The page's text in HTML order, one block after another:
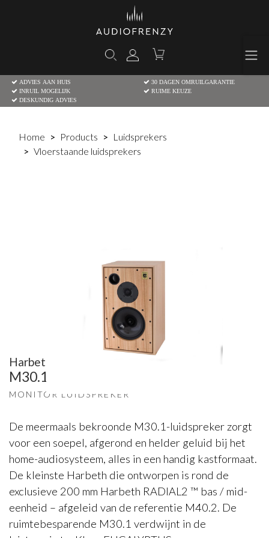
ADVIES AAN HUIS
30 DAGEN OMRUILGARANTIE
INRUIL MOGELIJK
RUIME KEUZE
DESKUNDIG ADVIES
Home Products
Luidsprekers
Vloerstaande luidsprekers
Harbeth
M30.1
MONITOR LUIDSPREKER
De meermaals bekroonde M30.1-luidspreker zorgt
voor een soepel, afgerond en helder geluid bij het
home-audiosysteem, alles in een handig kastformaat.
De kleinste Harbeth die ontworpen is rond de
exclusieve 200 mm Harbeth RADIAL2 ™ bas / mid-
eenheid – afgeleid van de referentie M40.2. De
ruimtebesparende M30.1 verdwijnt in de